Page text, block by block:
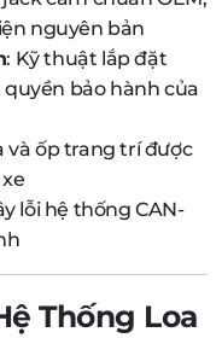
nguyên bản
: Kỹ thuật lắp đặt
bảo hành của
và ốp trang trí được
lỗi hệ thống CAN-
Thống Loa